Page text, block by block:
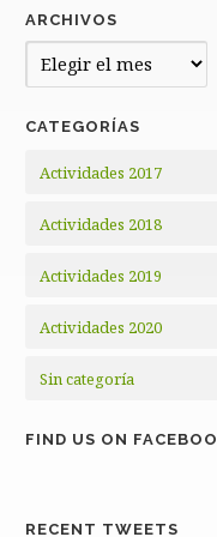
ARCHIVOS
Archivos
CATEGORÍAS
Actividades 2017
Actividades 2018
Actividades 2019
Actividades 2020
Sin categoría
FIND US ON
RECENT TWEETS